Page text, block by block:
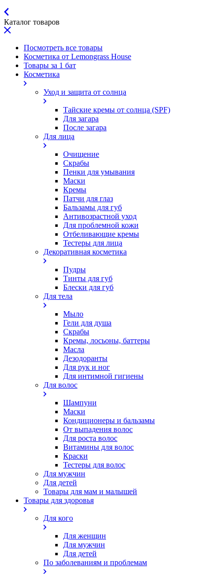
Каталог товаров
Посмотреть все товары
Косметика от Lemongrass House
Товары за 1 бат
Косметика
Уход и защита от солнца
Тайские кремы от солнца (SPF)
Для загара
После загара
Для лица
Очищение
Скрабы
Пенки для умывания
Маски
Кремы
Патчи для глаз
Бальзамы для губ
Антивозрастной уход
Для проблемной кожи
Oтбеливающие кремы
Тестеры для лица
Декоративная косметика
Пудры
Тинты для губ
Блески для губ
Для тела
Мыло
Гели для душа
Скрабы
Кремы, лосьоны, баттеры
Масла
Дезодоранты
Для рук и ног
Для интимной гигиены
Для волос
Шампуни
Маски
Кондиционеры и бальзамы
От выпадения волос
Для роста волос
Витамины для волос
Краски
Тестеры для волос
Для мужчин
Для детей
Товары для мам и малышей
Товары для здоровья
Для кого
Для женщин
Для мужчин
Для детей
По заболеваниям и проблемам